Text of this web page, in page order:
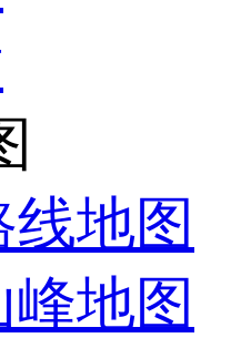
地图
地图